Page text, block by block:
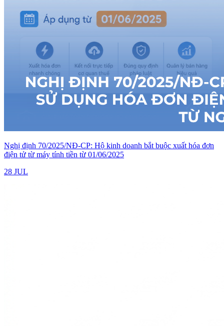
Nghị định 70/2025/NĐ-CP: Hộ kinh doanh bắt buộc xuất hóa đơn
điện tử từ máy tính tiền từ 01/06/2025
28 JUL